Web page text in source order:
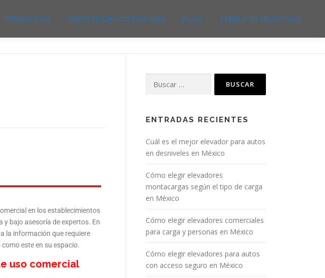
PRODUCTOS SOLICITE UNA COTIZACIÓN BLOG ACERCA DE NOSOTROS
en los establecimientos
y bajo asesoría de expertos. En
la información que requiere
este en su espacio.
uso comercial
ENTRADAS RECIENTES
Cuál es el mejor elevador para autos
en desniveles en México
Cómo elegir elevadores
montacargas según el tipo de carga
en México
Cómo elegir elevadores comerciales
para carga y personas en México
Cómo elegir elevadores para autos
con acceso seguro en México